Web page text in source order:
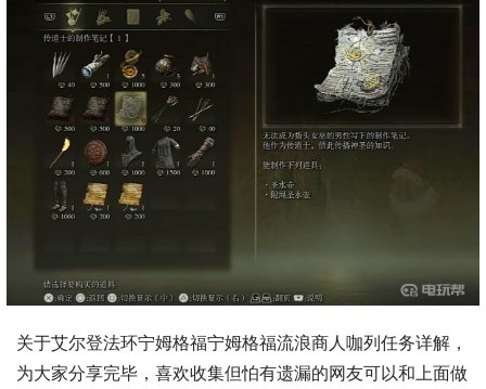
关于艾尔登法环宁姆格福宁姆格福流浪商人咖列任务详解，
为大家分享完毕，喜欢收集但怕有遗漏的网友可以和上面做